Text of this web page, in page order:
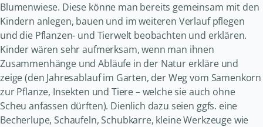
Blumenwiese. Diese könne man bereits gemeinsam mit den
Kindern anlegen, bauen und im weiteren Verlauf pflegen
und die Pflanzen- und Tierwelt beobachten und erklären.
Kinder wären sehr aufmerksam, wenn man ihnen
Zusammenhänge und Abläufe in der Natur erkläre und
zeige (den Jahresablauf im Garten, der Weg vom Samenkorn
zur Pflanze, Insekten und Tiere – welche sie auch ohne
Scheu anfassen dürften). Dienlich dazu seien ggfs. eine
Becherlupe, Schaufeln, Schubkarre, kleine Werkzeuge wie